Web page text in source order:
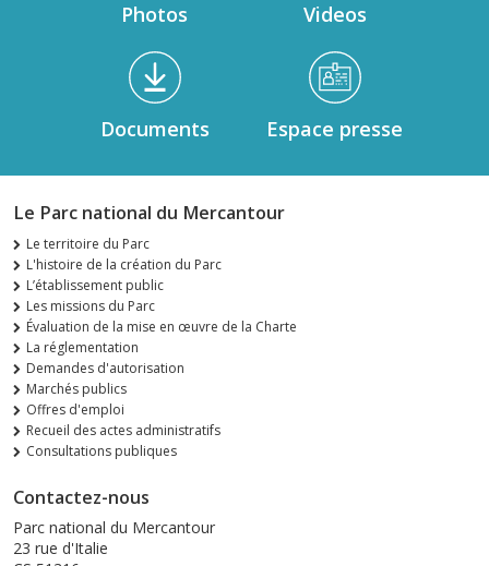
Photos Videos
Documents Espace presse
Le Parc national du Mercantour
Le territoire du Parc
L'histoire de la création du Parc
L’établissement public
Les missions du Parc
Évaluation de la mise en œuvre de la Charte
La réglementation
Demandes d'autorisation
Marchés publics
Offres d'emploi
Recueil des actes administratifs
Consultations publiques
Contactez-nous
Parc national du Mercantour
23 rue d'Italie